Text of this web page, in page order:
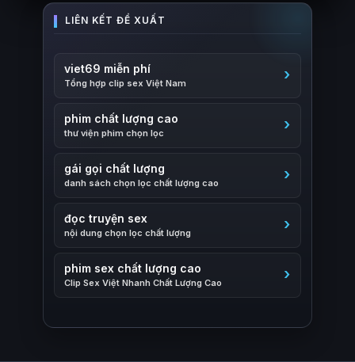
viet69 miễn phí
Tổng hợp clip sex Việt Nam
phim chất lượng cao
thư viện phim chọn lọc
gái gọi chất lượng
danh sách chọn lọc chất lượng cao
đọc truyện sex
nội dung chọn lọc chất lượng
phim sex chất lượng cao
Clip Sex Việt Nhanh Chất Lượng Cao